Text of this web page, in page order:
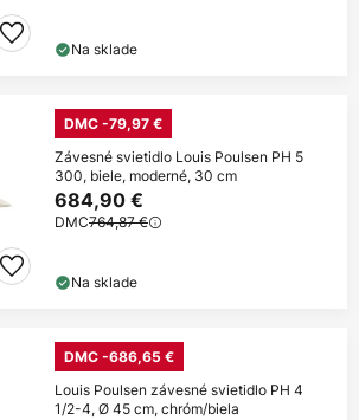
Na sklade
DMC -79,97 €
Závesné svietidlo Louis Poulsen PH 5
300, biele, moderné, 30 cm
684,90 €
DMC764,87 €
Na sklade
DMC -686,65 €
Louis Poulsen závesné svietidlo PH 4
1/2-4, Ø 45 cm, chróm/biela